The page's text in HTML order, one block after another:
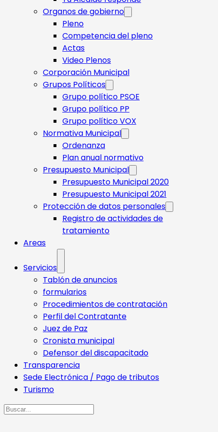
Organos de gobierno
Pleno
Competencia del pleno
Actas
Video Plenos
Corporación Municipal
Grupos Políticos
Grupo político PSOE
Grupo político PP
Grupo político VOX
Normativa Municipal
Ordenanza
Plan anual normativo
Presupuesto Municipal
Presupuesto Municipal 2020
Presupuesto Municipal 2021
Protección de datos personales
Registro de actividades de
tratamiento
Areas
Servicios
Tablón de anuncios
formularios
Procedimientos de contratación
Perfil del Contratante
Juez de Paz
Cronista municipal
Defensor del discapacitado
Transparencia
Sede Electrónica / Pago de tributos
Turismo
Buscar